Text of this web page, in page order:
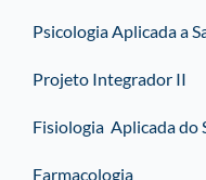
Psicologia Aplicada a
Projeto Integrador II
Fisiologia Aplicada do
Farmacologia